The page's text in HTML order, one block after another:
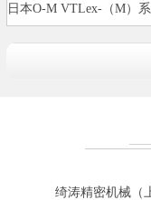
绮涛精密机械（上